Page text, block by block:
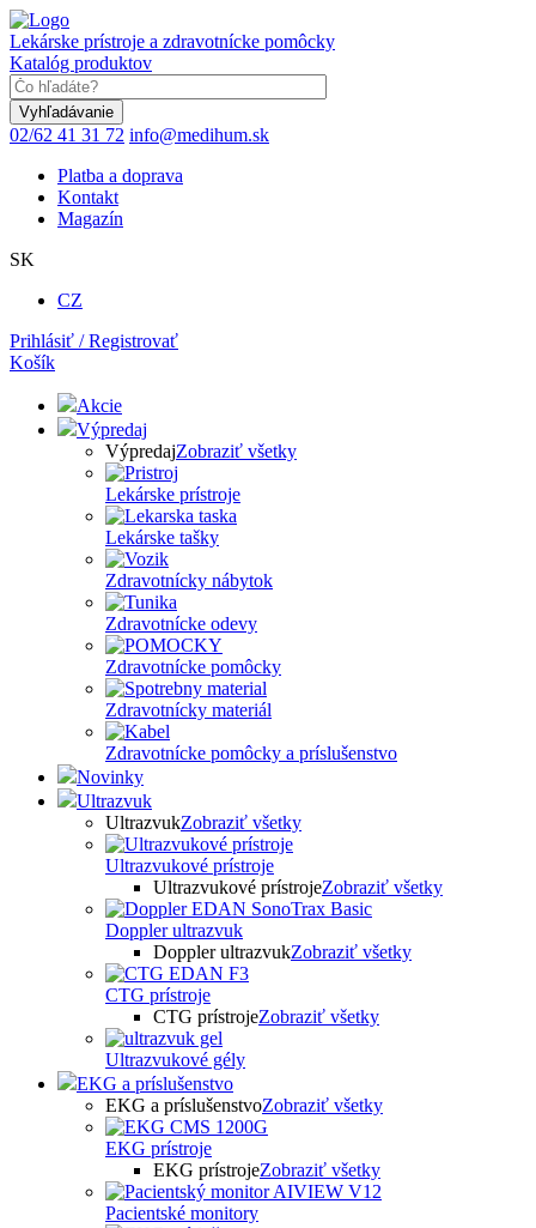
Skočiť
na
hlavný
obsah
Lekárske prístroje a zdravotnícke pomôcky
Katalóg produktov
02/62 41 31 72 info@medihum.sk
Platba a doprava
Kontakt
Magazín
SK
CZ
Prihlásiť / Registrovať
Košík
Akcie
Výpredaj
VýpredajZobraziť všetky
Lekárske prístroje
Lekárske tašky
Zdravotnícky nábytok
Zdravotnícke odevy
Zdravotnícke pomôcky
Zdravotnícky materiál
Zdravotnícke pomôcky a príslušenstvo
Novinky
Ultrazvuk
UltrazvukZobraziť všetky
Ultrazvukové prístroje
Ultrazvukové prístrojeZobraziť všetky
Doppler ultrazvuk
Doppler ultrazvukZobraziť všetky
CTG prístroje
CTG prístrojeZobraziť všetky
Ultrazvukové gély
EKG a príslušenstvo
EKG a príslušenstvoZobraziť všetky
EKG prístroje
EKG prístrojeZobraziť všetky
Pacientské monitory